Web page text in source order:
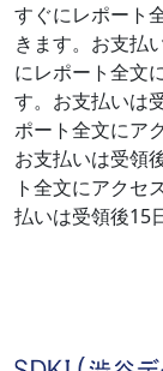
すぐにレポート
きます。お支払
にレポート全文
す。お支払いは
ポート全文にア
お支払いは受領
ト全文にアクセ
払いは受領後15